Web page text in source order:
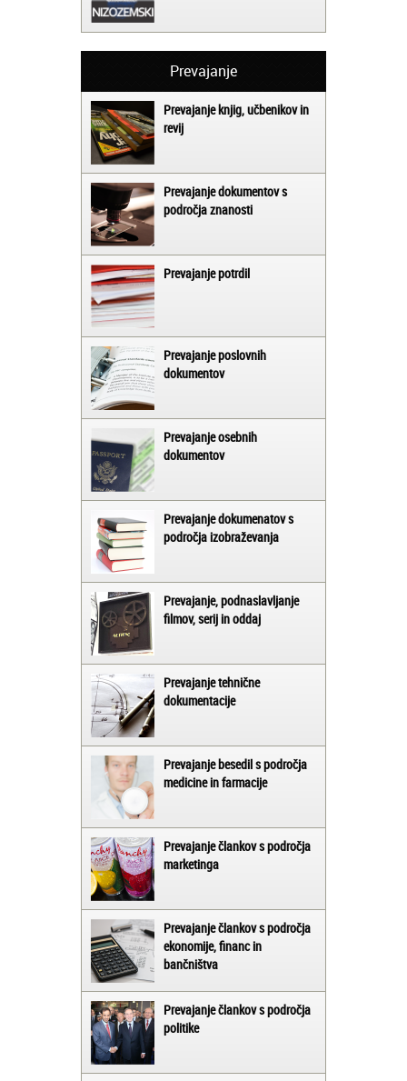
Prevajanje
Prevajanje knjig, učbenikov in
revij
Prevajanje dokumentov s
področja znanosti
Prevajanje potrdil
Prevajanje poslovnih
dokumentov
Prevajanje osebnih
dokumentov
Prevajanje dokumenatov s
področja izobraževanja
Prevajanje, podnaslavljanje
filmov, serij in oddaj
Prevajanje tehnične
dokumentacije
Prevajanje besedil s področja
medicine in farmacije
Prevajanje člankov s področja
marketinga
Prevajanje člankov s področja
ekonomije, financ in
bančništva
Prevajanje člankov s področja
politike